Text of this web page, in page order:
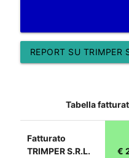
REPORT SU TRIMPER
Tabella
Fatturato
TRIMPER S.R.L.
€